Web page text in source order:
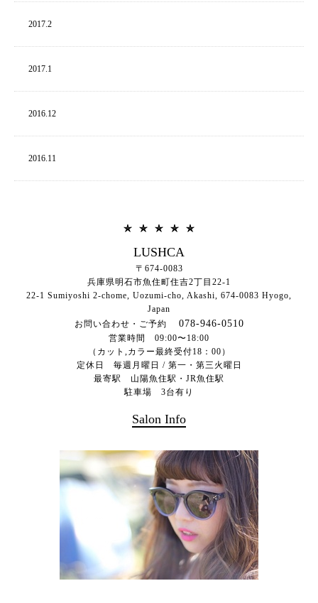
2017. 2
2017. 1
2016. 12
2016. 11
LUSHCA
〒674-0083
兵庫県明石市魚住町住吉2丁目22-1
22-1 Sumiyoshi 2-chome, Uozumi-cho, Akashi, 674-0083 Hyogo,
Japan
お問い合わせ・ご予約 078-946-0510
営業時間 09:00〜18:00
（カット,カラー最終受付18：00）
定休日 毎週月曜日 / 第一・第三火曜日
最寄駅 山陽魚住駅・JR魚住駅
駐車場 3台有り
Salon Info